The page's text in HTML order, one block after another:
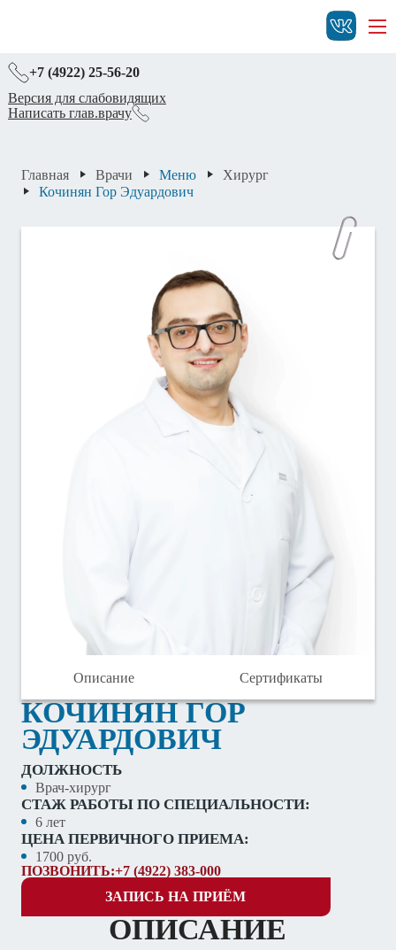
+7 (4922) 25-56-20
Версия для слабовидящих
Написать глав.врачу
Главная Врачи Меню
Хирург
Кочинян Гор Эдуардович
Описание Сертификаты
КОЧИНЯН ГОР
ЭДУАРДОВИЧ
ДОЛЖНОСТЬ
Врач-хирург
СТАЖ РАБОТЫ ПО СПЕЦИАЛЬНОСТИ:
6 лет
ЦЕНА ПЕРВИЧНОГО ПРИЕМА:
1700 руб.
ПОЗВОНИТЬ:+7 (4922) 383-000
ЗАПИСЬ НА ПРИЁМ
ОПИСАНИЕ